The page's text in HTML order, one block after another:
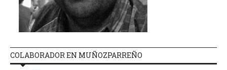
COLABORADOR EN MUÑOZPARREÑO